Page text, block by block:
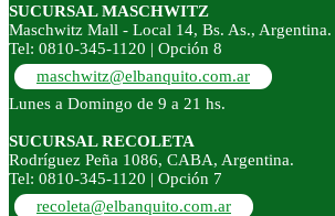
SUCURSAL MASCHWITZ
Maschwitz Mall - Local 14, Bs. As., Argentina.
Tel: 0810-345-1120 | Opción 8
maschwitz@elbanquito.com.ar
Lunes a Domingo de 9 a 21 hs.
SUCURSAL RECOLETA
Rodríguez Peña 1086, CABA, Argentina.
Tel: 0810-345-1120 | Opción 7
recoleta@elbanquito.com.ar